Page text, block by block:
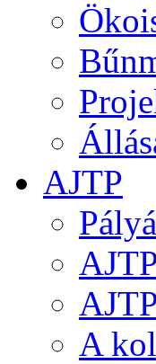
AJTP
A